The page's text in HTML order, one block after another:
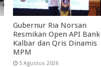
Gubernur Ria Norsan
Resmikan Open API Bank
Kalbar dan Qris Dinamis
MPM
5 Agustus 2026